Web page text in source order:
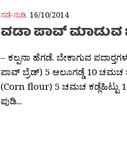
ನಡೆ-ನುಡಿ 16/10/2014
ವಡಾ ಪಾವ್ ಮಾಡುವ
– ಕಲ್ಪನಾ ಹೆಗಡೆ. ಬೇಕಾಗುವ
ಪಾವ್ ಬ್ರೆಡ್) 5 ಆಲೂಗಡ್ಡೆ 10
(Corn flour) 5 ಚಮಚ
ಪುಡಿ...